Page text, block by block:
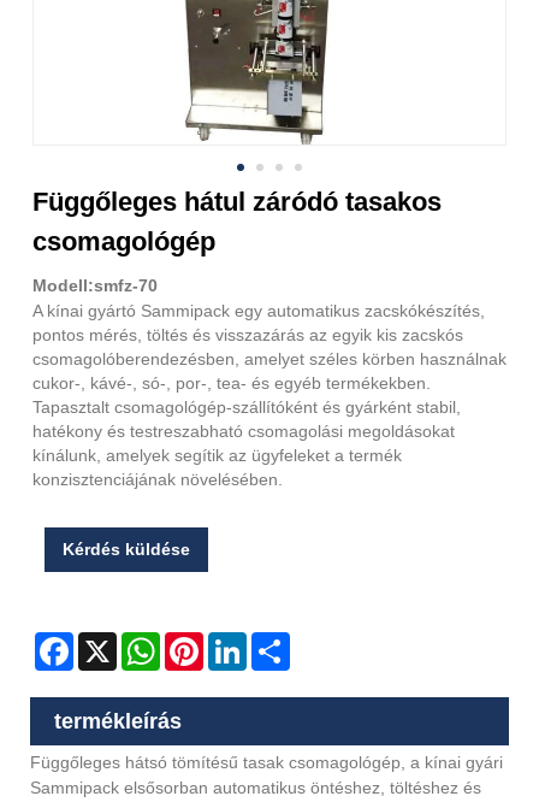
Függőleges hátul záródó tasakos
csomagológép
Modell:smfz-70
A kínai gyártó Sammipack egy automatikus zacskókészítés,
pontos mérés, töltés és visszazárás az egyik kis zacskós
csomagolóberendezésben, amelyet széles körben használnak
cukor-, kávé-, só-, por-, tea- és egyéb termékekben.
Tapasztalt csomagológép-szállítóként és gyárként stabil,
hatékony és testreszabható csomagolási megoldásokat
kínálunk, amelyek segítik az ügyfeleket a termék
konzisztenciájának növelésében.
Kérdés küldése
Facebook
X WhatsAppPinterestLinkedIn
termékleírás
Függőleges hátsó tömítésű tasak csomagológép, a kínai gyári
Sammipack elsősorban automatikus öntéshez, töltéshez és